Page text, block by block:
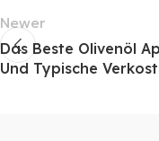
Newer
Das Beste Olivenöl
Und Typische